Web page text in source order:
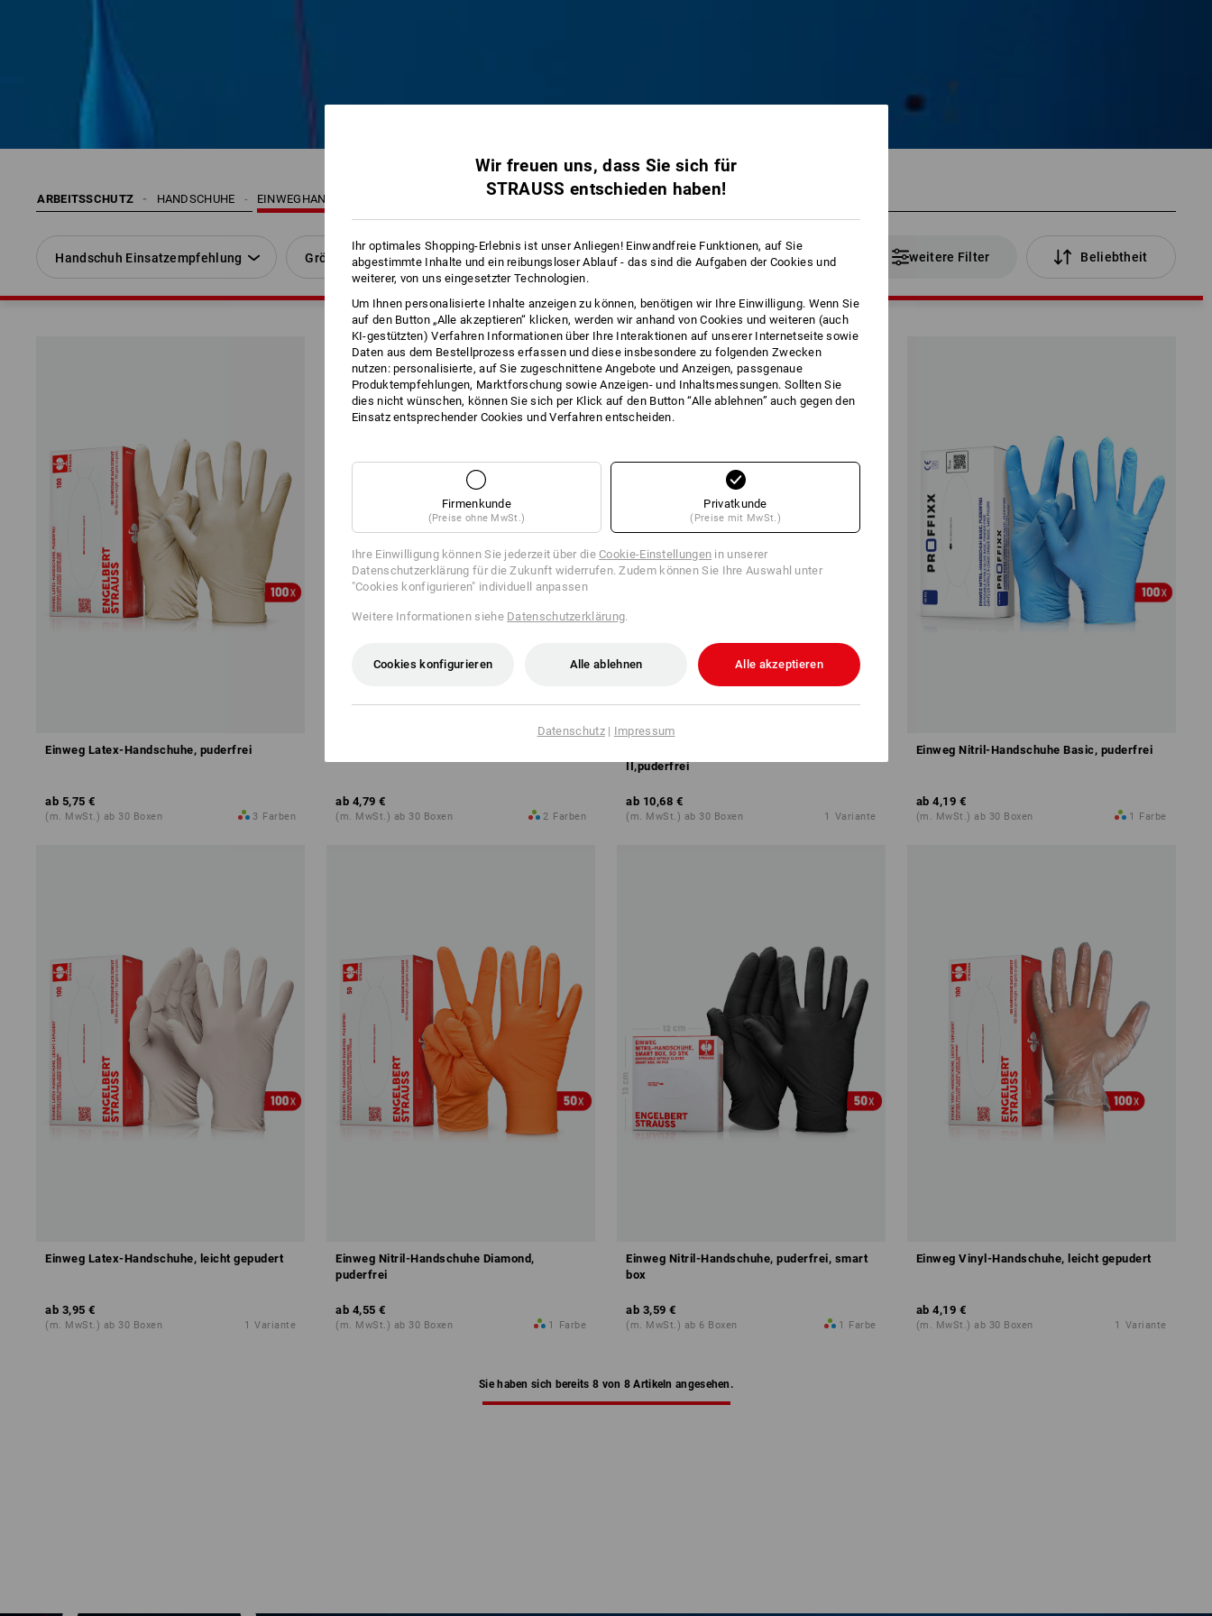
ARBEITSSCHUTZ EINWEGHANDSCHUHE
HANDSCHUHE
Handschuh Einsatzempfehlung Größe 8 Artikel weitere Filter Beliebtheit
Einweg Latex-Handschuhe, puderfrei
ab 5,75 €
(m. MwSt.) ab 30 Boxen 3 Farben
ab 4,79 €
(m. MwSt.) ab 30 Boxen 2 Farben
II,puderfrei
ab 10,68 €
(m. MwSt.) ab 30 Boxen 1 Variante
Einweg Nitril-Handschuhe Basic, puderfrei
ab 4,19 €
(m. MwSt.) ab 30 Boxen 1 Farbe
Einweg Latex-Handschuhe, leicht gepudert
ab 3,95 €
(m. MwSt.) ab 30 Boxen 1 Variante
Einweg Nitril-Handschuhe Diamond,
puderfrei
ab 4,55 €
(m. MwSt.) ab 30 Boxen 1 Farbe
Einweg Nitril-Handschuhe, puderfrei, smart
box
ab 3,59 €
(m. MwSt.) ab 6 Boxen 1 Farbe
Einweg Vinyl-Handschuhe, leicht gepudert
ab 4,19 €
(m. MwSt.) ab 30 Boxen 1 Variante
Sie haben sich bereits 8 von 8 Artikeln angesehen.
Wir freuen uns, dass Sie sich für
STRAUSS entschieden haben!
Ihr optimales Shopping-Erlebnis ist unser Anliegen! Einwandfreie Funktionen, auf Sie
abgestimmte Inhalte und ein reibungsloser Ablauf - das sind die Aufgaben der Cookies und
weiterer, von uns eingesetzter Technologien.
Um Ihnen personalisierte Inhalte anzeigen zu können, benötigen wir Ihre Einwilligung. Wenn Sie
auf den Button „Alle akzeptieren“ klicken, werden wir anhand von Cookies und weiteren (auch
KI-gestützten) Verfahren Informationen über Ihre Interaktionen auf unserer Internetseite sowie
Daten aus dem Bestellprozess erfassen und diese insbesondere zu folgenden Zwecken
nutzen: personalisierte, auf Sie zugeschnittene Angebote und Anzeigen, passgenaue
Produktempfehlungen, Marktforschung sowie Anzeigen- und Inhaltsmessungen. Sollten Sie
dies nicht wünschen, können Sie sich per Klick auf den Button “Alle ablehnen” auch gegen den
Einsatz entsprechender Cookies und Verfahren entscheiden.
Firmenkunde
(Preise ohne MwSt.)
Privatkunde
(Preise mit MwSt.)
Ihre Einwilligung können Sie jederzeit über dieCookie-Einstellungen in unserer
Datenschutzerklärung für die Zukunft widerrufen. Zudem können Sie Ihre Auswahl unter
"Cookies konfigurieren" individuell anpassen
Weitere Informationen siehe Datenschutzerklärung.
Cookies konfigurieren Alle ablehnen Alle akzeptieren
Datenschutz| Impressum